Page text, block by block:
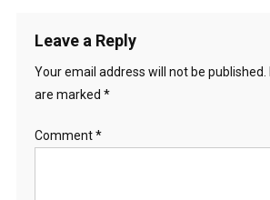
Leave a Reply
Your email address will not be published.
are marked *
Comment*